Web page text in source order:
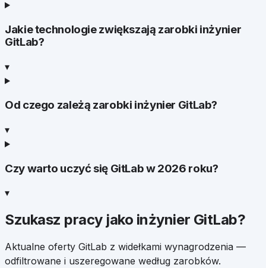
Jakie technologie zwiększają zarobki inżynier
GitLab?
▾
Od czego zależą zarobki inżynier GitLab?
▾
Czy warto uczyć się GitLab w 2026 roku?
▾
Szukasz pracy jako inżynier GitLab?
Aktualne oferty GitLab z widełkami wynagrodzenia —
odfiltrowane i uszeregowane według zarobków.